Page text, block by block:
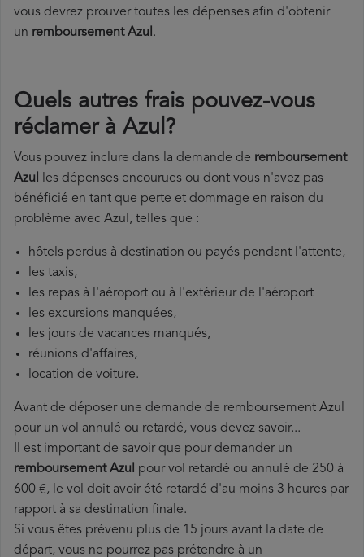
vous devrez prouver toutes les dépenses afin d'obtenir
un remboursement Azul.
Quels autres frais pouvez-vous
réclamer à Azul?
Vous pouvez inclure dans la demande de remboursement
Azul les dépenses encourues ou dont vous n'avez pas
bénéficié en tant que perte et dommage en raison du
problème avec Azul, telles que :
hôtels perdus à destination ou payés pendant l'attente,
les taxis,
les repas à l'aéroport ou à l'extérieur de l'aéroport
les excursions manquées,
les jours de vacances manqués,
réunions d'affaires,
location de voiture.
Avant de déposer une demande de remboursement Azul
pour un vol annulé ou retardé, vous devez savoir...
Il est important de savoir que pour demander un
remboursement Azul pour vol retardé ou annulé de 250 à
600 €, le vol doit avoir été retardé d'au moins 3 heures par
rapport à sa destination finale.
Si vous êtes prévenu plus de 15 jours avant la date de
départ, vous ne pourrez pas prétendre à un